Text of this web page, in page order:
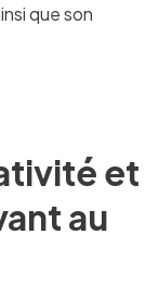
que son
et
au